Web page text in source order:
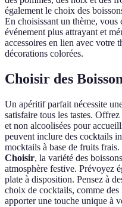
également le choix des
En choisissant un thème, vous
événement plus attrayant et
accessoires en lien avec votre
décorations colorées.
Choisir des
Un apéritif parfait nécessite
satisfaire tous les tastes.
et non alcoolisées pour
peuvent inclure des cocktails
mocktails à base de fruits
Choisir, la variété des
atmosphère festive. Prévoyez
plate à disposition. Pensez à
choix de cocktails, comme
apporter une touche unique à